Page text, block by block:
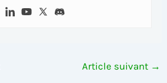
Article suivant →